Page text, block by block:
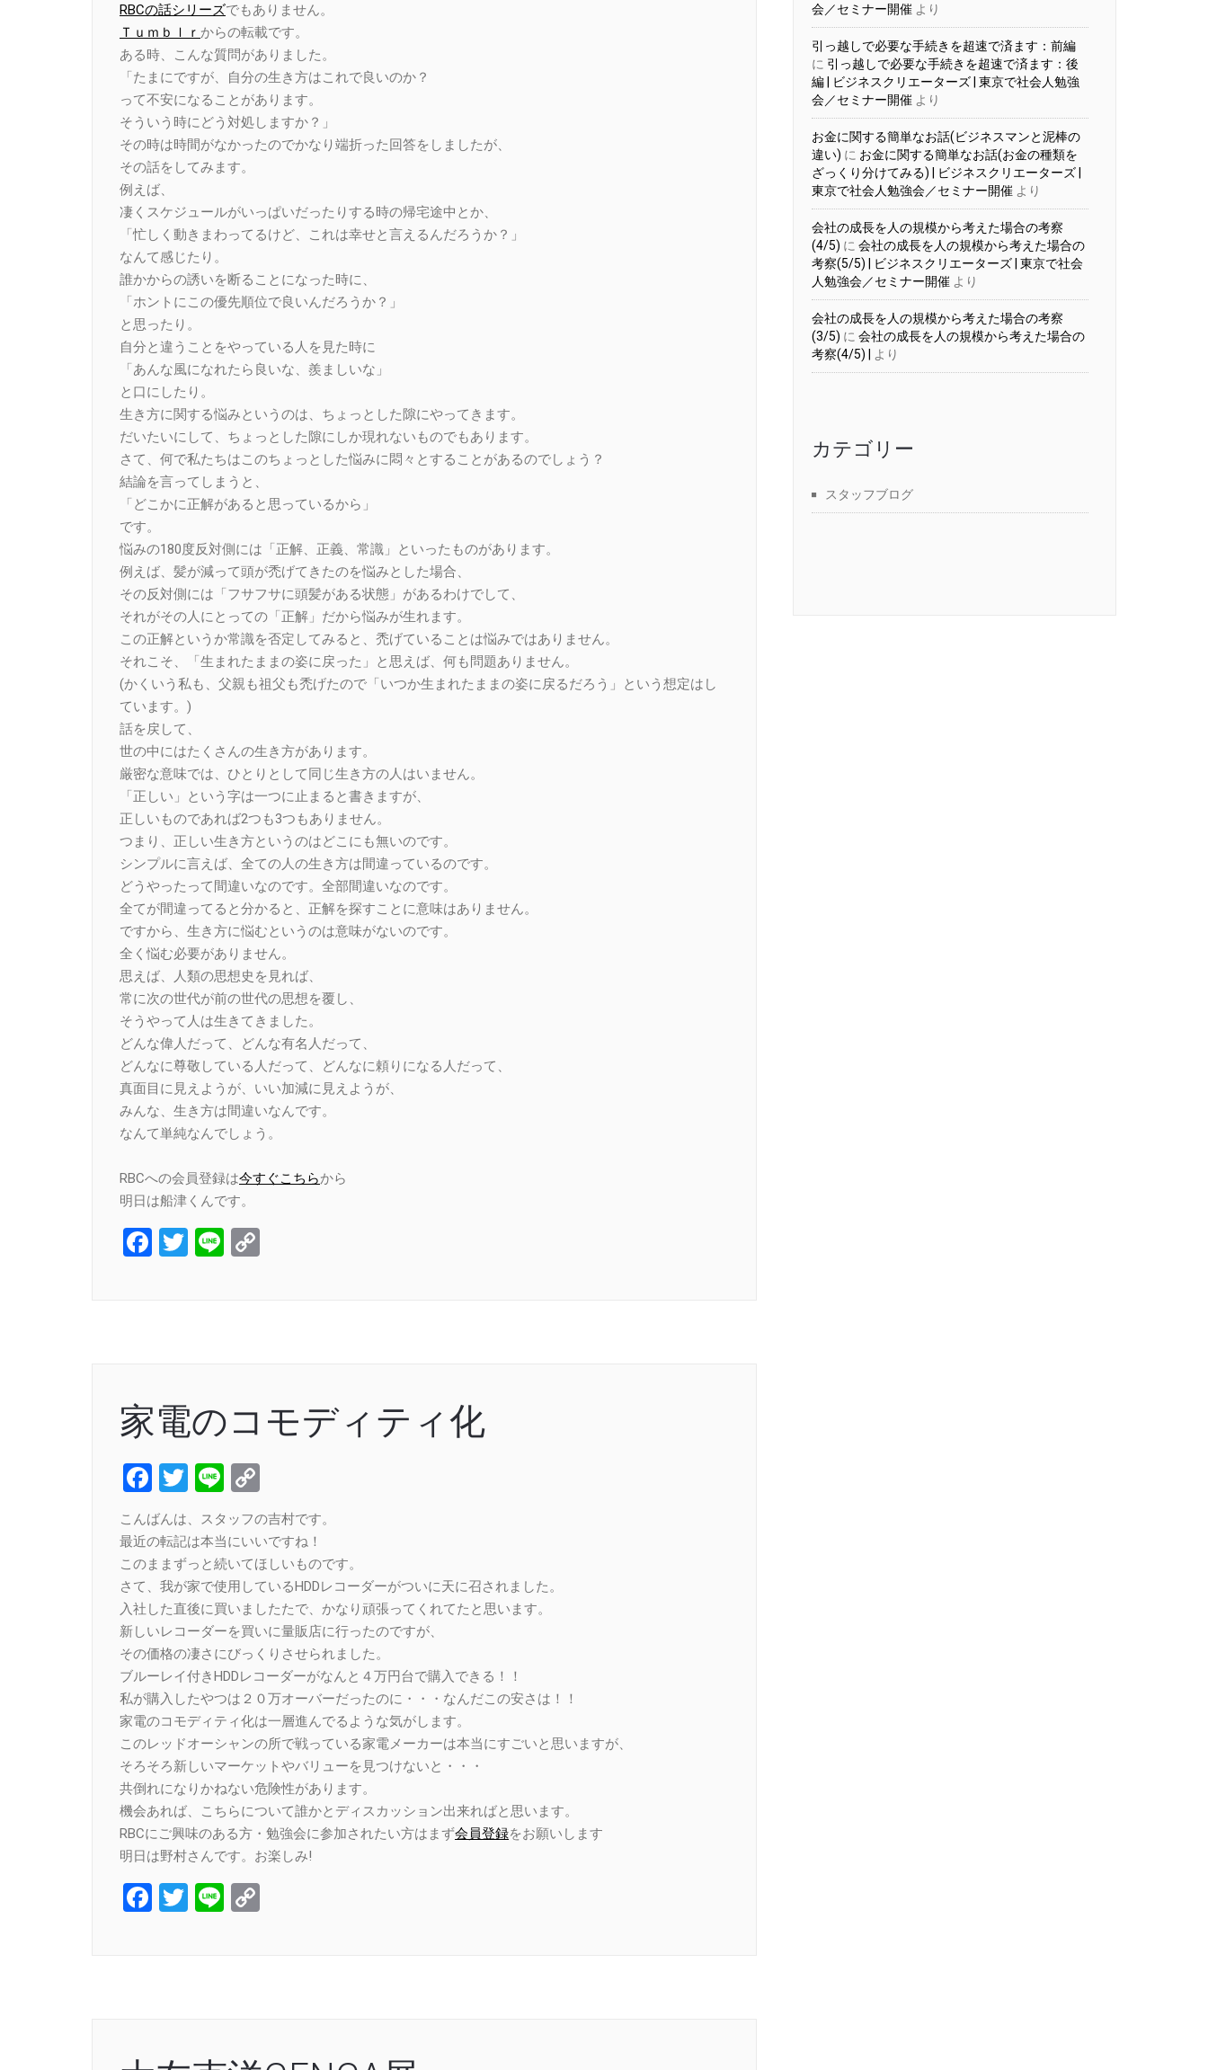
RBCの話シリーズでもありません。
Ｔｕｍｂｌｒ からの転載です。
ある時、こんな質問がありました。
「たまにですが、自分の生き方はこれで良いのか？
って不安になることがあります。
そういう時にどう対処しますか？」
その時は時間がなかったのでかなり端折った回答をしましたが、
その話をしてみます。
例えば、
凄くスケジュールがいっぱいだったりする時の帰宅途中とか、
「忙しく動きまわってるけど、これは幸せと言えるんだろうか？」
なんて感じたり。
誰かからの誘いを断ることになった時に、
「ホントにこの優先順位で良いんだろうか？」
と思ったり。
自分と違うことをやっている人を見た時に
「あんな風になれたら良いな、羨ましいな」
と口にしたり。
生き方に関する悩みというのは、ちょっとした隙にやってきます。
だいたいにして、ちょっとした隙にしか現れないものでもあります。
さて、何で私たちはこのちょっとした悩みに悶々とすることがあるのでしょう？
結論を言ってしまうと、
「どこかに正解があると思っているから」
です。
悩みの180度反対側には「正解、正義、常識」といったものがあります。
例えば、髪が減って頭が禿げてきたのを悩みとした場合、
その反対側には「フサフサに頭髪がある状態」があるわけでして、
それがその人にとっての「正解」だから悩みが生れます。
この正解というか常識を否定してみると、禿げていることは悩みではありません。
それこそ、「生まれたままの姿に戻った」と思えば、何も問題ありません。
(かくいう私も、父親も祖父も禿げたので「いつか生まれたままの姿に戻るだろう」という想定はし
ています。)
話を戻して、
世の中にはたくさんの生き方があります。
厳密な意味では、ひとりとして同じ生き方の人はいません。
「正しい」という字は一つに止まると書きますが、
正しいものであれば2つも3つもありません。
つまり、正しい生き方というのはどこにも無いのです。
シンプルに言えば、全ての人の生き方は間違っているのです。
どうやったって間違いなのです。全部間違いなのです。
全てが間違ってると分かると、正解を探すことに意味はありません。
ですから、生き方に悩むというのは意味がないのです。
全く悩む必要がありません。
思えば、人類の思想史を見れば、
常に次の世代が前の世代の思想を覆し、
そうやって人は生きてきました。
どんな偉人だって、どんな有名人だって、
どんなに尊敬している人だって、どんなに頼りになる人だって、
真面目に見えようが、いい加減に見えようが、
みんな、生き方は間違いなんです。
なんて単純なんでしょう。
RBCへの会員登録は今すぐこちらから
明日は船津くんです。
Facebook
Twitter
Line
家電のコモディティ化
Facebook
Twitter
Line
Link
こんばんは、スタッフの吉村です。
最近の転記は本当にいいですね！
このままずっと続いてほしいものです。
さて、我が家で使用しているHDDレコーダーがついに天に召されました。
入社した直後に買いましたたで、かなり頑張ってくれてたと思います。
新しいレコーダーを買いに量販店に行ったのですが、
その価格の凄さにびっくりさせられました。
ブルーレイ付きHDDレコーダーがなんと４万円台で購入できる！！
私が購入したやつは２０万オーバーだったのに・・・なんだこの安さは！！
家電のコモディティ化は一層進んでるような気がします。
このレッドオーシャンの所で戦っている家電メーカーは本当にすごいと思いますが、
そろそろ新しいマーケットやバリューを見つけないと・・・
共倒れになりかねない危険性があります。
機会あれば、こちらについて誰かとディスカッション出来ればと思います。
RBCにご興味のある方・勉強会に参加されたい方はまず会員登録をお願いします
明日は野村さんです。お楽しみ!
Facebook
Twitter
Line
会／セミナー開催 より
引っ越しで必要な手続きを超速で済ます：前編
に 引っ越しで必要な手続きを超速で済ます：後
編 | ビジネスクリエーターズ | 東京で社会人勉強
会／セミナー開催 より
お金に関する簡単なお話(ビジネスマンと泥棒の
違い) に お金に関する簡単なお話(お金の種類を
ざっくり分けてみる) | ビジネスクリエーターズ |
東京で社会人勉強会／セミナー開催 より
会社の成長を人の規模から考えた場合の考察
(4/5) に 会社の成長を人の規模から考えた場合の
考察(5/5) | ビジネスクリエーターズ | 東京で社会
人勉強会／セミナー開催 より
会社の成長を人の規模から考えた場合の考察
(3/5) に 会社の成長を人の規模から考えた場合の
考察(4/5) |
より
カテゴリー
スタッフブログ